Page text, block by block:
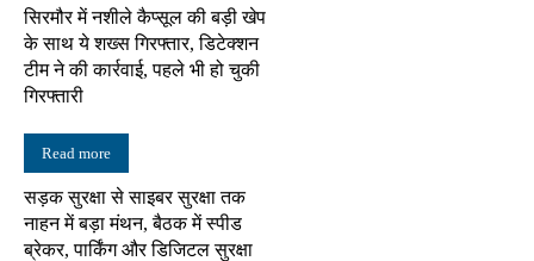
सिरमौर में नशीले कैप्सूल की बड़ी खेप
के साथ ये शख्स गिरफ्तार, डिटेक्शन
टीम ने की कार्रवाई, पहले भी हो चुकी
गिरफ्तारी
Read more
सड़क सुरक्षा से साइबर सुरक्षा तक
नाहन में बड़ा मंथन, बैठक में स्पीड
ब्रेकर, पार्किंग और डिजिटल सुरक्षा